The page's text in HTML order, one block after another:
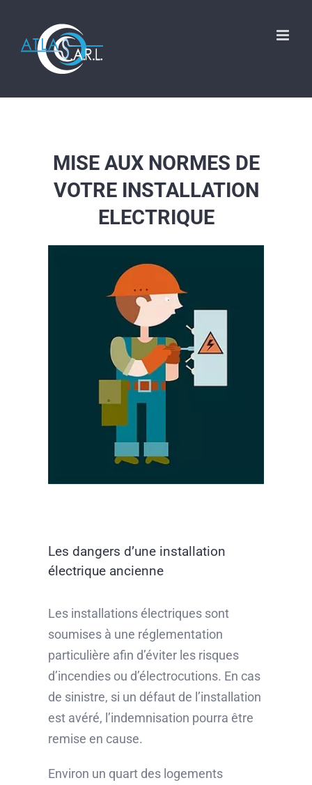
content
MISE AUX NORMES DE
VOTRE INSTALLATION
ELECTRIQUE
Les dangers d’une installation
électrique ancienne
Les installations électriques sont
soumises à une réglementation
particulière afin d’éviter les risques
d’incendies ou d’électrocutions. En cas
de sinistre, si un défaut de l’installation
est avéré, l’indemnisation pourra être
remise en cause.
Environ un quart des logements